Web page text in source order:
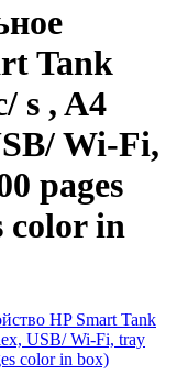
Tank
s , A4
Wi-Fi,
pages
color in